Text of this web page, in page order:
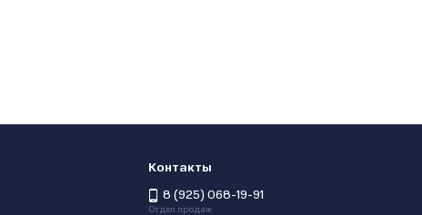
Контакты
8 (925) 068-19-91
Отдел продаж